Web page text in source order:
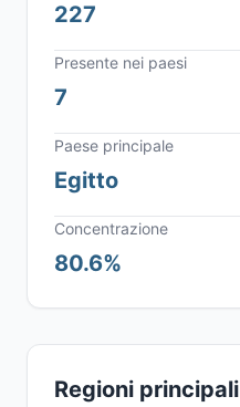
227
Presente nei paesi
7
Paese principale
Egitto
Concentrazione
80.6%
Regioni principali